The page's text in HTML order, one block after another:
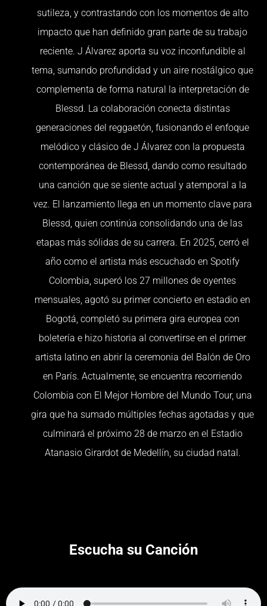
sutileza, y contrastando con los momentos de alto
impacto que han definido gran parte de su trabajo
reciente. J Álvarez aporta su voz inconfundible al
tema, sumando profundidad y un aire nostálgico que
complementa de forma natural la interpretación de
Blessd. La colaboración conecta distintas
generaciones del reggaetón, fusionando el enfoque
melódico y clásico de J Álvarez con la propuesta
contemporánea de Blessd, dando como resultado
una canción que se siente actual y atemporal a la
vez. El lanzamiento llega en un momento clave para
Blessd, quien continúa consolidando una de las
etapas más sólidas de su carrera. En 2025, cerró el
año como el artista más escuchado en Spotify
Colombia, superó los 27 millones de oyentes
mensuales, agotó su primer concierto en estadio en
Bogotá, completó su primera gira europea con
boletería e hizo historia al convertirse en el primer
artista latino en abrir la ceremonia del Balón de Oro
en París. Actualmente, se encuentra recorriendo
Colombia con El Mejor Hombre del Mundo Tour, una
gira que ha sumado múltiples fechas agotadas y que
culminará el próximo 28 de marzo en el Estadio
Atanasio Girardot de Medellín, su ciudad natal.
Escucha su Canción